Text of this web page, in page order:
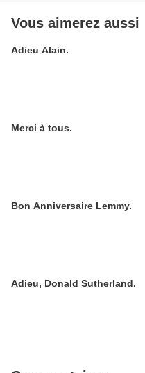
Vous aimerez aussi
Adieu Alain.
Merci à tous.
Bon Anniversaire Lemmy.
Adieu, Donald Sutherland.